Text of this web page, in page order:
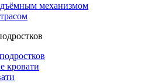
механизмом
кровати